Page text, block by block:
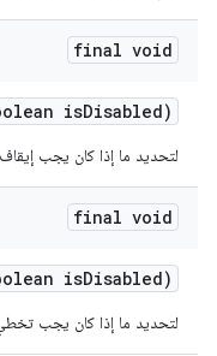
final void
isDisabled)
لتحديد ما إذا كان يجب
final void
isDisabled)
لتحديد ما إذا كان يجب